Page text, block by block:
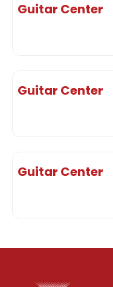
Guitar Center
Guitar Center
Guitar Center